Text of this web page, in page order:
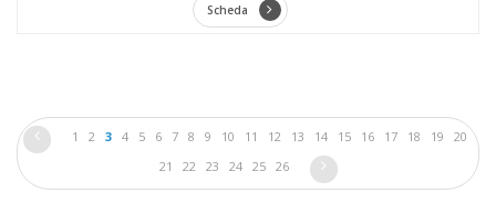
Scheda
1 2 3 4 5 6 7 8 9 10 11 12 13 14 15 16 17 18 19
20
21
22 23 24 25 26